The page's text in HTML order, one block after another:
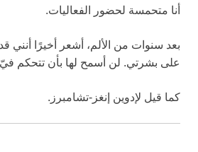
أنا متحمسة لحضور الفعاليات.
بعد سنوات من الألم، أشعر أخيرًا
على بشرتي. لن أسمح لها بأن تتحكم فيّ
كما قيل لإدوين إنغز-تشامبرز.